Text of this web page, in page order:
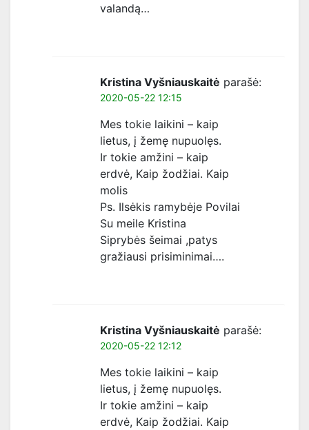
valandą…
Kristina Vyšniauskaitė parašė:
2020-05-22 12:15
Mes tokie laikini – kaip
lietus, į žemę nupuolęs.
Ir tokie amžini – kaip
erdvė, Kaip žodžiai. Kaip
molis
Ps. Ilsėkis ramybėje Povilai
Su meile Kristina
Siprybės šeimai ,patys
gražiausi prisiminimai….
Kristina Vyšniauskaitė parašė:
2020-05-22 12:12
Mes tokie laikini – kaip
lietus, į žemę nupuolęs.
Ir tokie amžini – kaip
erdvė, Kaip žodžiai. Kaip